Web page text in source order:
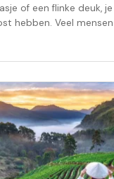
of een flinke deuk,
hebben. Veel